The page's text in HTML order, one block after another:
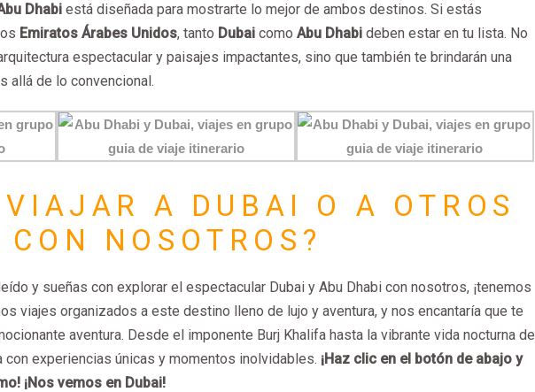
Dhabi está diseñada para mostrarte lo mejor de ambos destinos. Si estás
Emiratos Árabes Unidos, tanto Dubai como Abu Dhabi deben estar en tu lista. No
espectacular y paisajes impactantes, sino que también te brindarán una
allá de lo convencional.
VIAJAR A DUBAI O A OTROS
NOSOTROS?
y sueñas con explorar el espectacular Dubai y Abu Dhabi con nosotros, ¡tenemos
viajes organizados a este destino lleno de lujo y aventura, y nos encantaría que te
aventura. Desde el imponente Burj Khalifa hasta la vibrante vida nocturna de
con experiencias únicas y momentos inolvidables. ¡Haz clic en el botón de abajo y
¡Nos vemos en Dubai!